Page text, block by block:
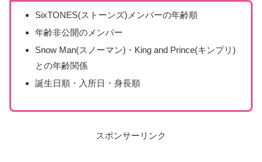
SixTONES(ストーンズ)メンバーの年齢順
年齢非公開のメンバー
Snow Man(スノーマン)・King and Prince(キンプリ)
との年齢関係
誕生日順・入所日・身長順
スポンサーリンク